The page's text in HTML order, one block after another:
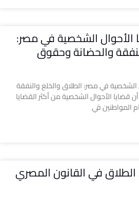
الأحوال الشخصية في مصر:
والحضانة وحقوق
الشخصية في مصر: الطلاق والخلع والنفقة
قضايا الأحوال الشخصية من أكثر القضايا
المواطنين في
في القانون المصري